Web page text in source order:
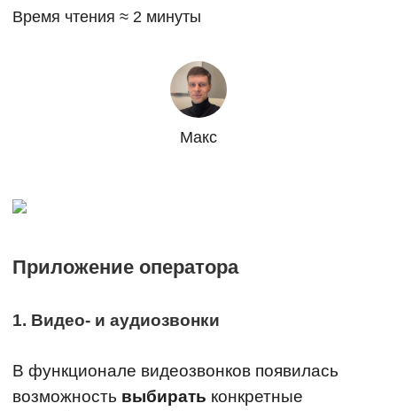
Время чтения ≈ 2 минуты
Макс
Приложение оператора
1. Видео- и аудиозвонки
В функционале видеозвонков появилась
возможность выбирать конкретные